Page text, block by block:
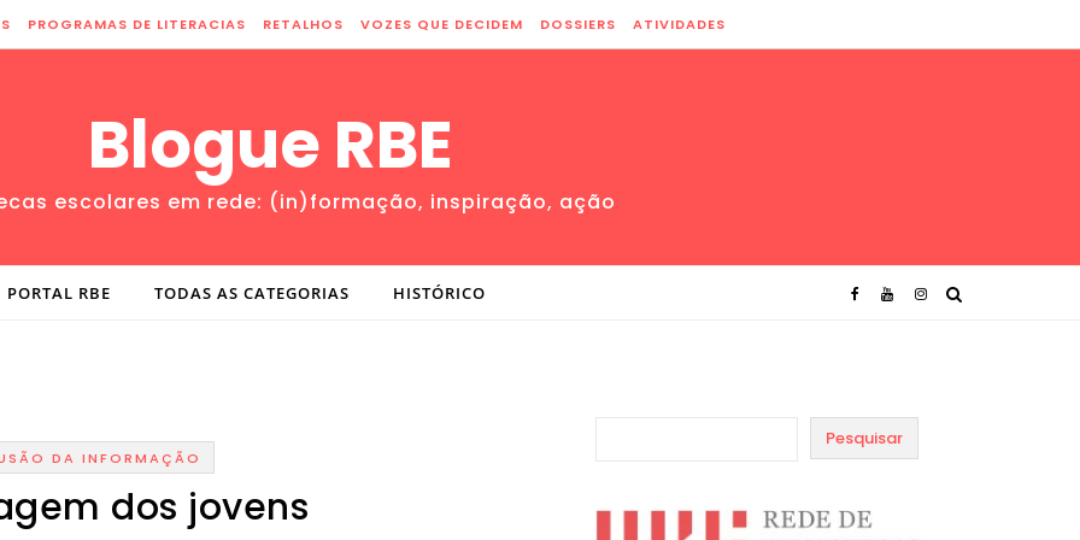
PROGRAMAS DE LITERACIAS RETALHOS VOZES QUE DECIDEM DOSSIERS ATIVIDADES
Blogue RBE
escolares em rede: (in)formação, inspiração, ação
PORTAL RBE TODAS AS CATEGORIAS HISTÓRICO
DA INFORMAÇÃO
dos jovens
Pesquisar